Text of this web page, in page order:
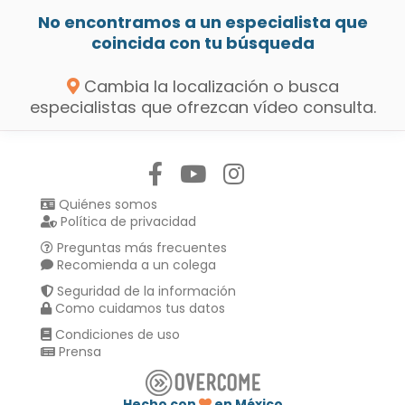
No encontramos a un especialista que
coincida con tu búsqueda
Cambia la localización o busca
especialistas que ofrezcan vídeo consulta.
Quiénes somos
Política de privacidad
Preguntas más frecuentes
Recomienda a un colega
Seguridad de la información
Como cuidamos tus datos
Condiciones de uso
Prensa